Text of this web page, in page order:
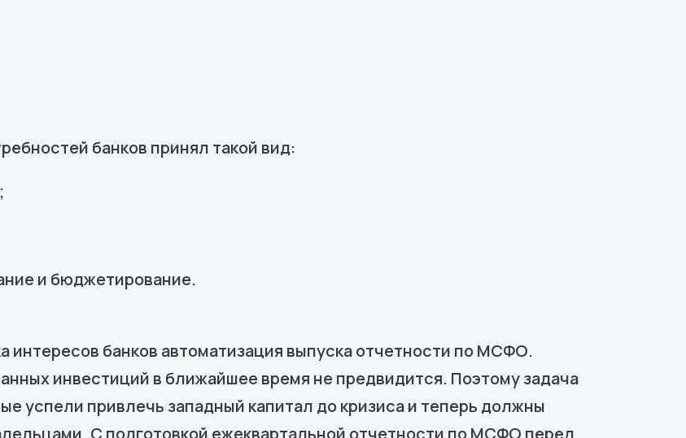
банков принял такой вид:
и бюджетирование.
интересов банков автоматизация выпуска отчетности по МСФО.
инвестиций в ближайшее время не предвидится. Поэтому задача
успели привлечь западный капитал до кризиса и теперь должны
С подготовкой ежеквартальной отчетности по МСФО перед